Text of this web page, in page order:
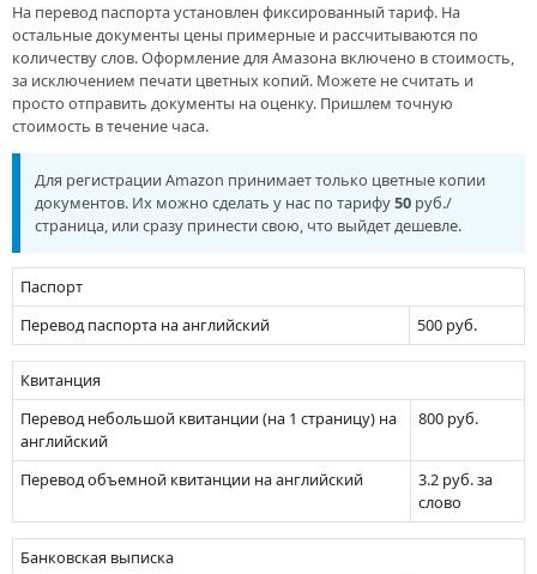
На перевод паспорта установлен фиксированный тариф. На
остальные документы цены примерные и рассчитываются по
количеству слов. Оформление для Амазона включено в стоимость,
за исключением печати цветных копий. Можете не считать и
просто отправить документы на оценку. Пришлем точную
стоимость в течение часа.
Для регистрации Amazon принимает только цветные копии
документов. Их можно сделать у нас по тарифу50 руб./
страница, или сразу принести свою, что выйдет дешевле.
Паспорт
Перевод паспорта на английский
500 руб.
Квитанция
Перевод небольшой квитанции (на 1 страницу) на
английский
800 руб.
Перевод объемной квитанции на английский
3.2 руб. за
слово
Банковская выписка